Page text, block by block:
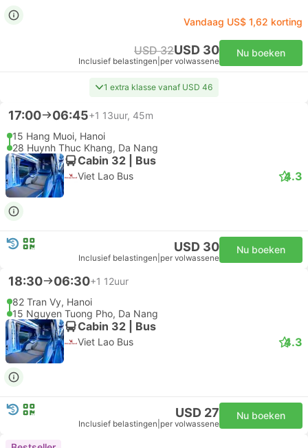
Vandaag US$ 1,62 korting
USD 32USD 30
Inclusief belastingen per volwassene
Nu boeken
1 extra klasse vanaf USD 46
17:00 06:45+1 13uur, 45m
15 Hang Muoi, Hanoi
28 Huynh Thuc Khang, Da Nang
Cabin 32 | Bus
Viet Lao Bus 4.3
USD 30
Inclusief belastingen per volwassene
Nu boeken
18:30 06:30+1 12uur
82 Tran Vy, Hanoi
15 Nguyen Tuong Pho, Da Nang
Cabin 32 | Bus
Viet Lao Bus 4.3
USD 27
Inclusief belastingen per volwassene
Nu boeken